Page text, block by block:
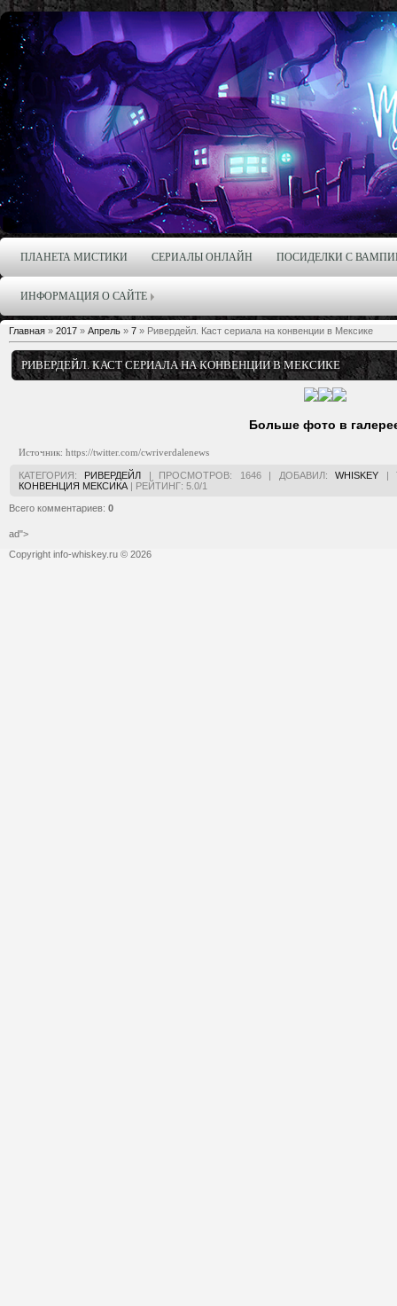
ПЛАНЕТА МИСТИКИ СЕРИАЛЫ ОНЛАЙН ПОСИДЕЛКИ С
ИНФОРМАЦИЯ О САЙТЕ
Главная » 2017 » Апрель » 7 » Ривердейл. Каст сериала на конвенции в Мексике
РИВЕРДЕЙЛ. КАСТ СЕРИАЛА НА КОНВЕНЦИИ В МЕКСИКЕ
Больше фото в
Источник: https://twitter.com/cwriverdalenews
КАТЕГОРИЯ: РИВЕРДЕЙЛ | ПРОСМОТРОВ: 1646 | ДОБАВИЛ: WHISKEY |
КОНВЕНЦИЯ МЕКСИКА | РЕЙТИНГ: 5.0/1
Всего комментариев: 0
ad">
Copyright info-whiskey.ru © 2026